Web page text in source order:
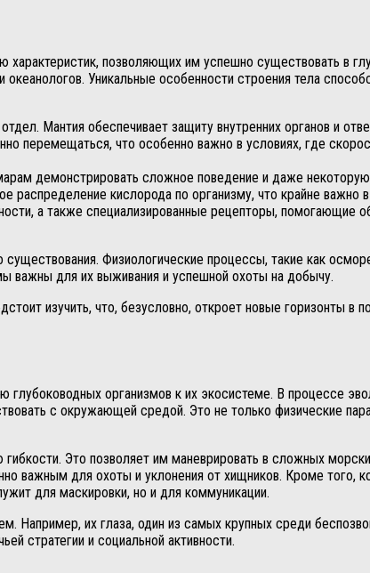
позволяющих им успешно существовать в
Уникальные особенности строения тела
Мантия обеспечивает защиту внутренних органов и
перемещаться, что особенно важно в условиях, где
демонстрировать сложное поведение и даже некоторую
распределение кислорода по организму, что крайне важно
а также специализированные рецепторы, помогающие
Физиологические процессы, такие как
важны для их выживания и успешной охоты на добычу.
изучить, что, безусловно, откроет новые горизонты в
организмов к их экосистеме. В процессе
с окружающей средой. Это не только физические
Это позволяет им маневрировать в сложных
важным для охоты и уклонения от хищников. Кроме того,
для маскировки, но и для коммуникации.
Например, их глаза, один из самых крупных среди
стратегии и социальной активности.